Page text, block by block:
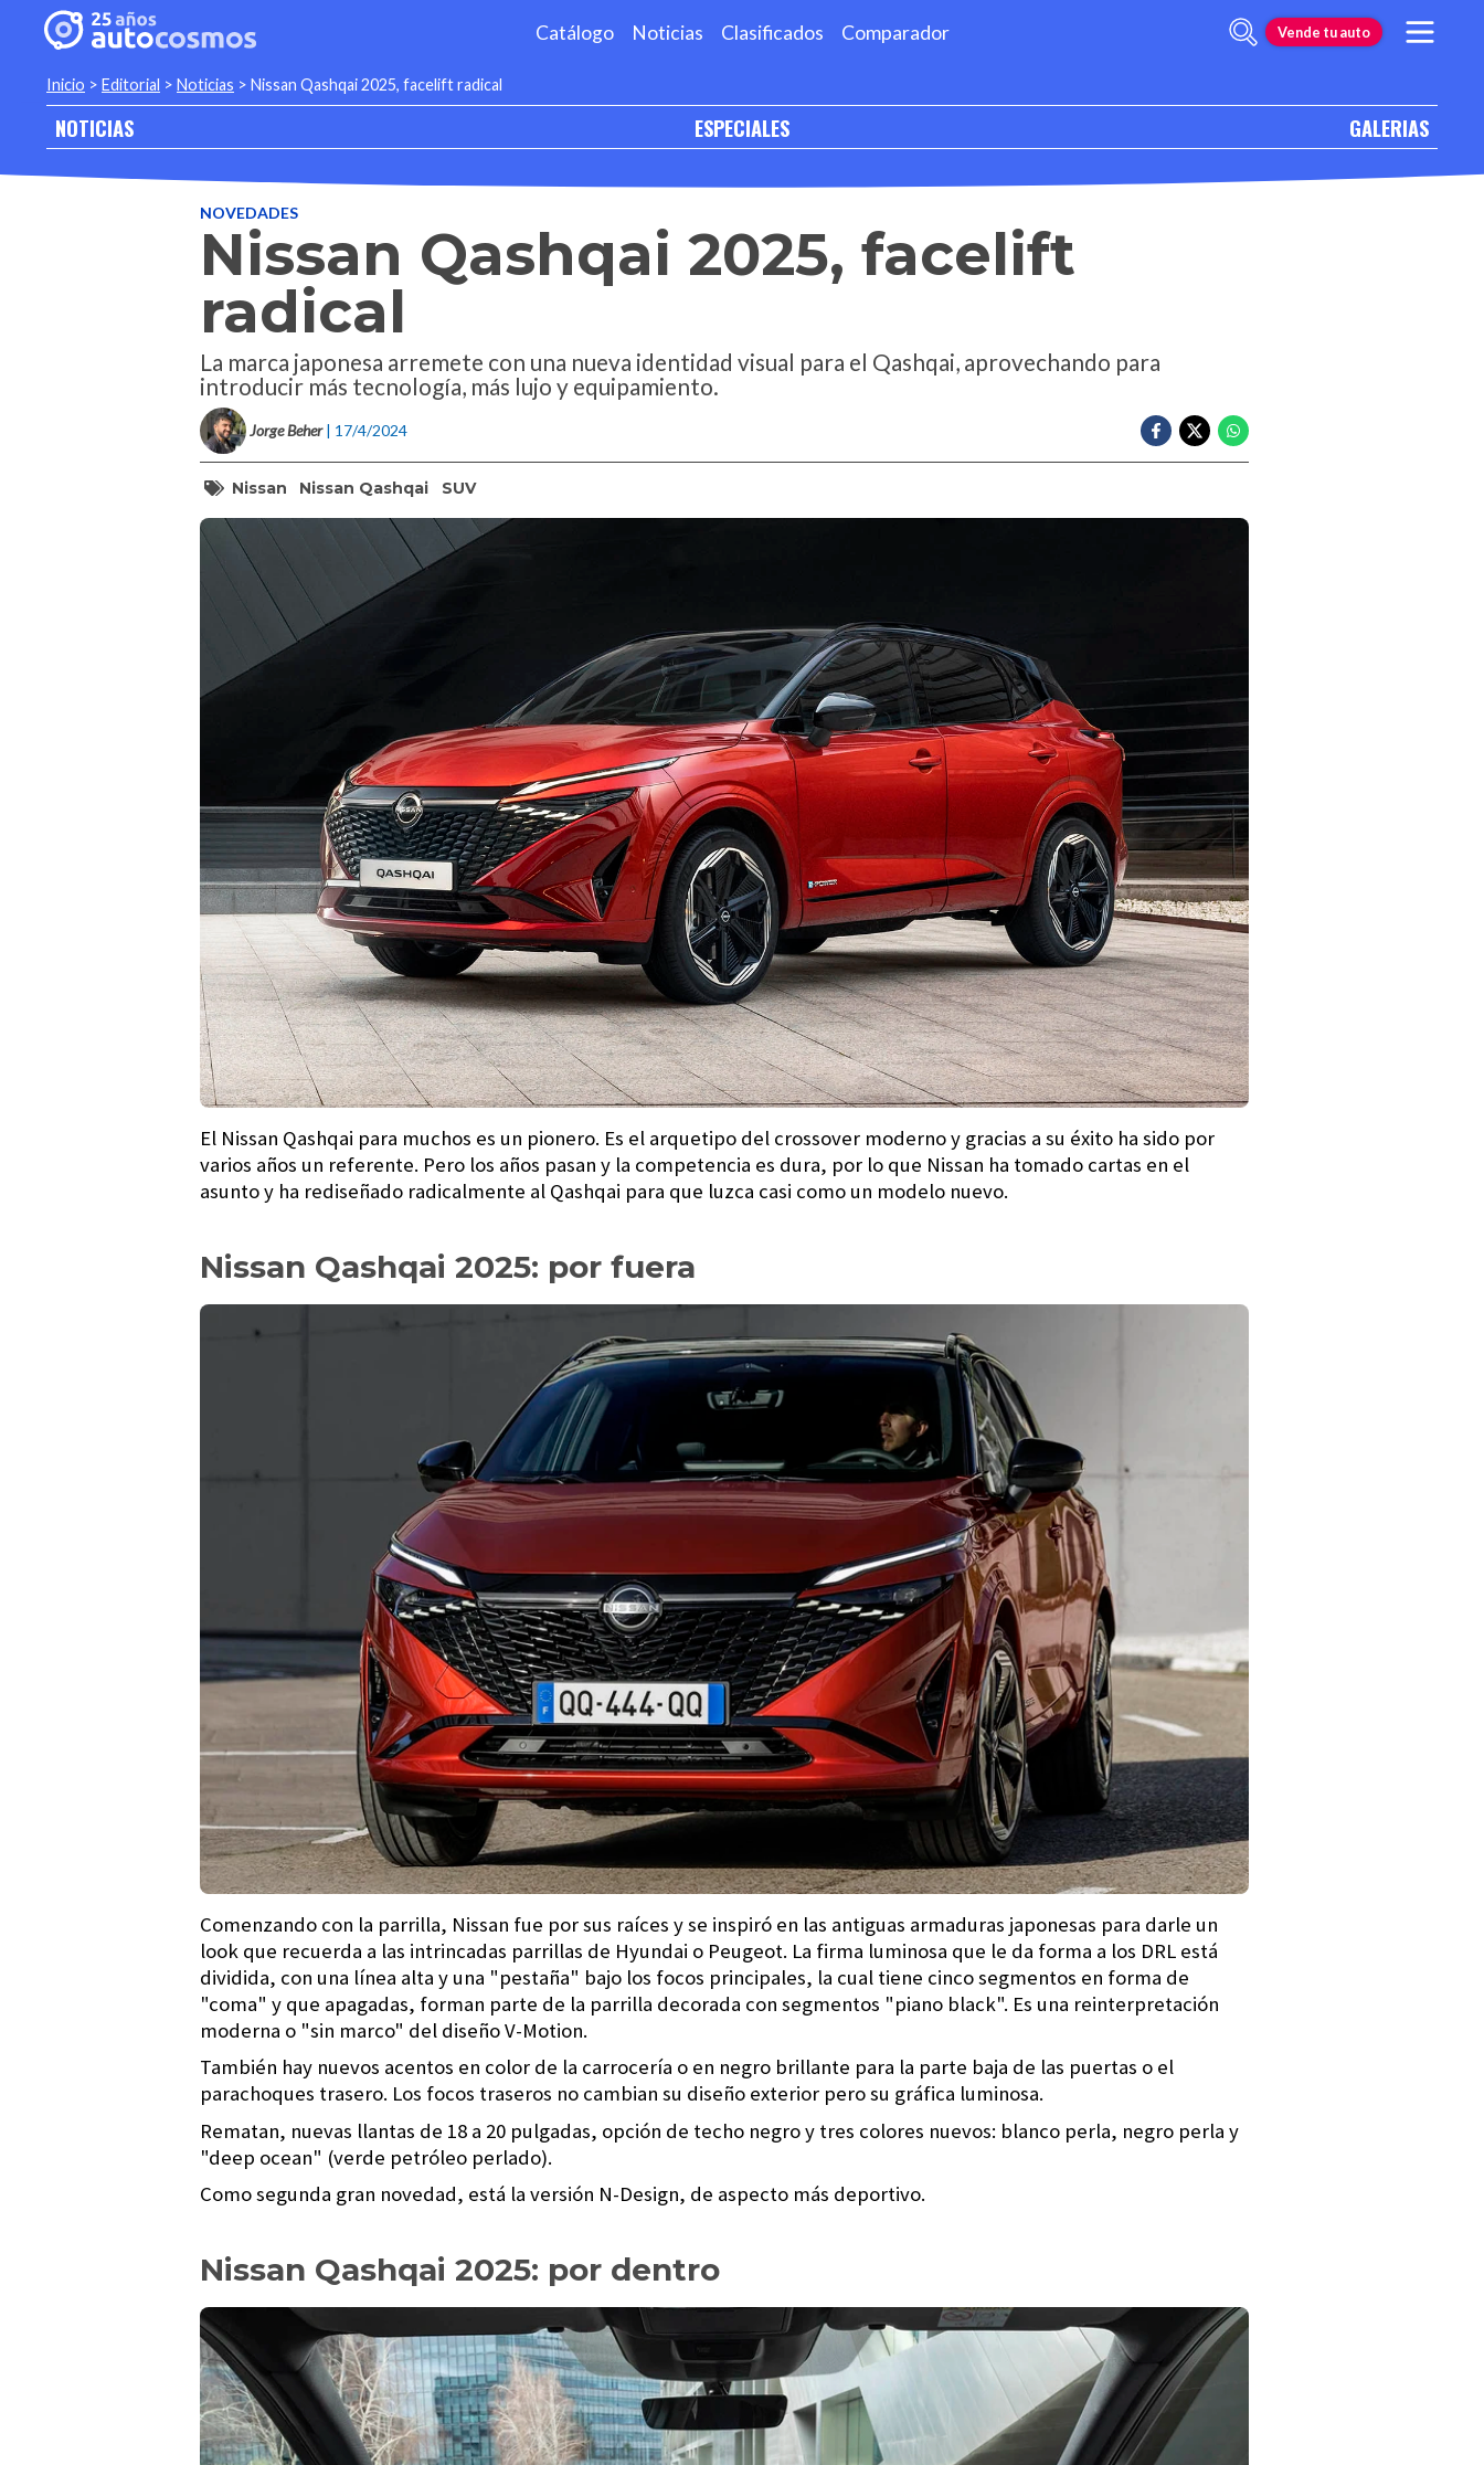
Catálogo Noticias Clasificados Comparador Vende tu auto
Inicio > Editorial > Noticias > Nissan Qashqai 2025, facelift radical
NOTICIAS ESPECIALES GALERIAS
NOVEDADES
Nissan Qashqai 2025, facelift
radical
La marca japonesa arremete con una nueva identidad visual para el Qashqai, aprovechando para
introducir más tecnología, más lujo y equipamiento.
Jorge Beher | 17/4/2024
Nissan Nissan Qashqai SUV
El Nissan Qashqai para muchos es un pionero. Es el arquetipo del crossover moderno y gracias a su éxito ha sido por
varios años un referente. Pero los años pasan y la competencia es dura, por lo que Nissan ha tomado cartas en el
asunto y ha rediseñado radicalmente al Qashqai para que luzca casi como un modelo nuevo.
Nissan Qashqai 2025: por fuera
Comenzando con la parrilla, Nissan fue por sus raíces y se inspiró en las antiguas armaduras japonesas para darle un
look que recuerda a las intrincadas parrillas de Hyundai o Peugeot. La firma luminosa que le da forma a los DRL está
dividida, con una línea alta y una "pestaña" bajo los focos principales, la cual tiene cinco segmentos en forma de
"coma" y que apagadas, forman parte de la parrilla decorada con segmentos "piano black". Es una reinterpretación
moderna o "sin marco" del diseño V-Motion.
También hay nuevos acentos en color de la carrocería o en negro brillante para la parte baja de las puertas o el
parachoques trasero. Los focos traseros no cambian su diseño exterior pero su gráfica luminosa.
Rematan, nuevas llantas de 18 a 20 pulgadas, opción de techo negro y tres colores nuevos: blanco perla, negro perla y
"deep ocean" (verde petróleo perlado).
Como segunda gran novedad, está la versión N-Design, de aspecto más deportivo.
Nissan Qashqai 2025: por dentro